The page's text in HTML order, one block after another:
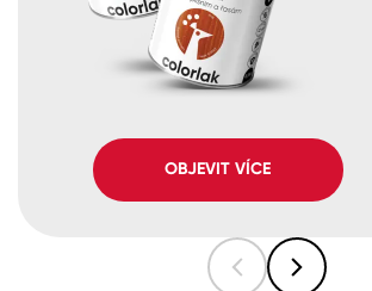
OBJEVIT VÍCE